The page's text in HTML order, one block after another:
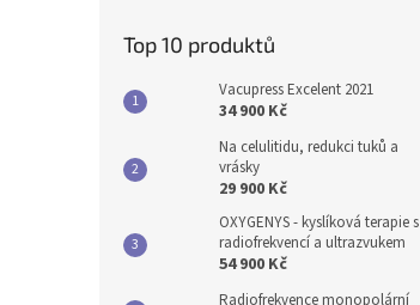
Top 10 produktů
Vacupress Excelent 2021
34 900 Kč
Na celulitidu, redukci tuků a
vrásky
29 900 Kč
OXYGENYS - kyslíková terapie s
radiofrekvencí a ultrazvukem
54 900 Kč
Radiofrekvence monopolární